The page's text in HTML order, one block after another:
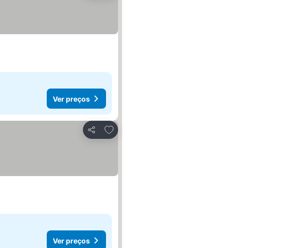
Ver preços
Partilhar
Adicionar aos favoritos
Ver preços